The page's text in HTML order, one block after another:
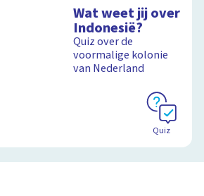
Wat weet jij over
Indonesië?
Quiz over de
voormalige kolonie
van Nederland
Quiz